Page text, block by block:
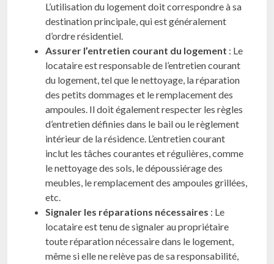
L’utilisation du logement doit correspondre à sa
destination principale, qui est généralement
d’ordre résidentiel.
Assurer l’entretien courant du logement : Le
locataire est responsable de l’entretien courant
du logement, tel que le nettoyage, la réparation
des petits dommages et le remplacement des
ampoules. Il doit également respecter les règles
d’entretien définies dans le bail ou le règlement
intérieur de la résidence. L’entretien courant
inclut les tâches courantes et régulières, comme
le nettoyage des sols, le dépoussiérage des
meubles, le remplacement des ampoules grillées,
etc.
Signaler les réparations nécessaires : Le
locataire est tenu de signaler au propriétaire
toute réparation nécessaire dans le logement,
même si elle ne relève pas de sa responsabilité,